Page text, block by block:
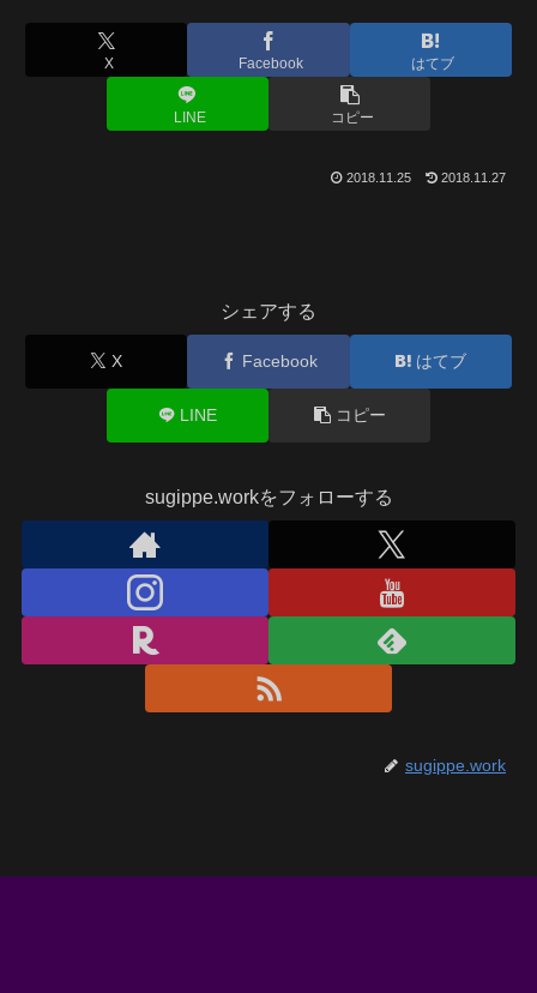
X Facebook はてブ
LINE コピー
2018.11.25 2018.11.27
シェアする
X Facebook はてブ
LINE コピー
sugippe.workをフォローする
sugippe.work